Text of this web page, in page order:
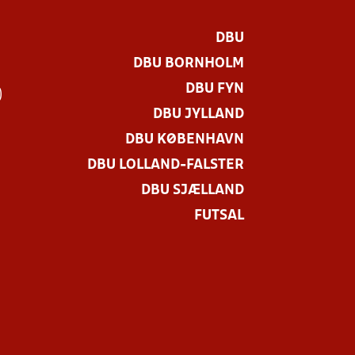
DBU
DBU BORNHOLM
DBU FYN
DBU JYLLAND
DBU KØBENHAVN
DBU LOLLAND-FALSTER
DBU SJÆLLAND
FUTSAL